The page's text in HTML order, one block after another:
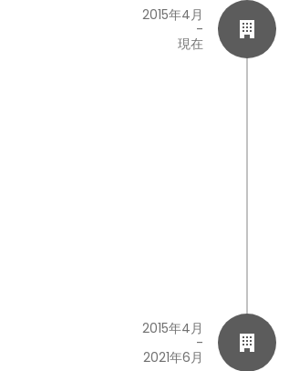
2015年4月
-
現在
2015年4月
-
2021年6月